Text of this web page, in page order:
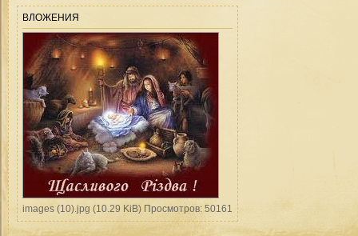
ВЛОЖЕНИЯ
images (10).jpg (10.29 KiB) Просмотров: 50161